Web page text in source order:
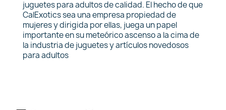
juguetes para adultos de calidad. El hecho de que
CalExotics sea una empresa propiedad de
mujeres y dirigida por ellas, juega un papel
importante en su meteórico ascenso a la cima de
la industria de juguetes y artículos novedosos
para adultos